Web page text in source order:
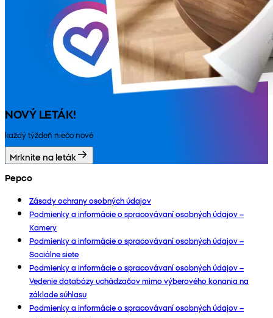
NOVÝ LETÁK!
každý týždeň niečo nové
Mrknite na leták
Pepco
Zásady ochrany osobných údajov
Podmienky a informácie o spracovávaní osobných údajov –
Kamery
Podmienky a informácie o spracovávaní osobných údajov –
Sociálne siete
Podmienky a informácie o spracovávaní osobných údajov –
Vedenie databázy uchádzačov mimo výberového konania na
základe súhlasu
Podmienky a informácie o spracovávaní osobných údajov –